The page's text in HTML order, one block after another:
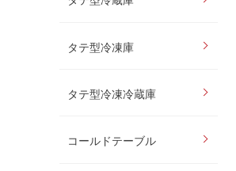
タテ型冷凍庫
タテ型冷凍冷蔵庫
コールドテーブル